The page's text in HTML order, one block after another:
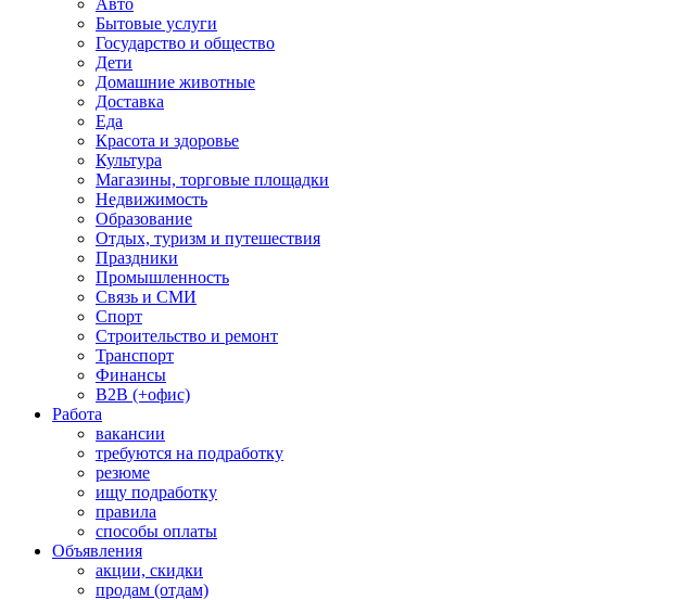
Авто
Бытовые услуги
Государство и общество
Дети
Домашние животные
Доставка
Еда
Красота и здоровье
Культура
Магазины, торговые площадки
Недвижимость
Образование
Отдых, туризм и путешествия
Праздники
Промышленность
Связь и СМИ
Спорт
Строительство и ремонт
Транспорт
Финансы
B2B (+офис)
Работа
вакансии
требуются на подработку
резюме
ищу подработку
правила
способы оплаты
Объявления
акции, скидки
продам (отдам)